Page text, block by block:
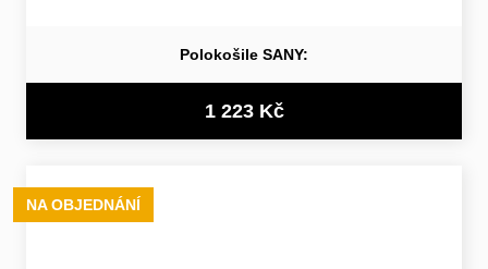
Polokošile SANY:
1 223 Kč
NA OBJEDNÁNÍ